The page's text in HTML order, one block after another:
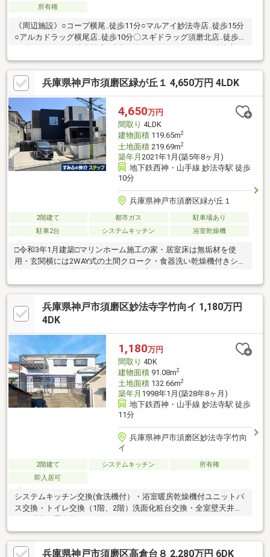
所有権
《周辺施設》○コープ横尾‥徒歩11分○マルアイ妙法寺店‥徒歩15分
○アルカドラッグ横尾店‥徒歩10分〇スギドラッグ須磨北店‥徒歩
ンター店‥徒歩14分●横尾小学校‥徒歩7分●横尾中学校‥徒歩3分は
じめての家探しの方、一度は探したけど決まらなかった…という
方も、まずは当社“グローバル不動産販売”にご相談下さい。経験
豊富な不動産のプロが、貴方にぴったりの不動産をお探しします♪
予算のご相談はもちろん、不動産購入にまつわる全てをおまかせ
ください。
兵庫県神戸市須磨区緑が丘１ 4,650万円 4LDK
4,650万円
間取り 4LDK
建物面積119.65m2
土地面積219.69m2
築年月 2021年1月(築5年8ヶ月)
地下鉄西神・山手線 妙法寺駅 徒歩
10分
兵庫県神戸市須磨区緑が丘１
2階建て 都市ガス
駐車場あり
駐車2台
システムキッチン 浴室乾燥機
□令和3年1月建築□マリンホーム施工の家・居室床は無垢材を使
用・玄関横には2WAY式の土間クローク・食器洗い乾燥機付きシス
スは換気乾燥機付き・耐震等級3□妙法寺駅まで徒歩10分□土地
66.45坪□カースペース2台（車種による）
兵庫県神戸市須磨区妙法寺字竹向イ 1,180万円
4DK
1,180万円
間取り 4DK
建物面積91.08m2
土地面積132.66m2
築年月 1998年1月(築28年8ヶ月)
地下鉄西神・山手線 妙法寺駅 徒歩
11分
兵庫県神戸市須磨区妙法寺字竹向
イ
2階建て システムキッチン
所有権
即入居可
システムキッチン交換(食洗機付）・浴室暖房乾燥機付ユニットバ
ス交換・トイレ交換（1階、2階）洗面化粧台交換・全室壁天井ク
兵庫県神戸市須磨区高倉台８ 2,280万円 6DK